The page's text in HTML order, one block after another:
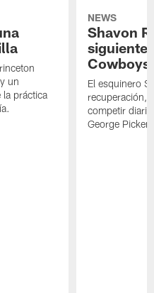
un
la práctica
NEWS
Shavon
siguiente
Cowboys
El esquinero
recuperación,
competir
George